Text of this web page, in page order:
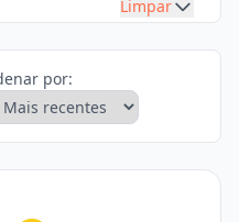
Limpar
por: